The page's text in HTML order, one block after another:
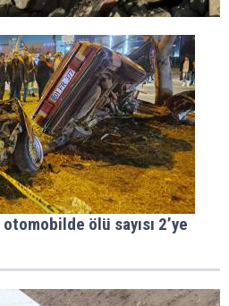
ölü sayısı 2’ye